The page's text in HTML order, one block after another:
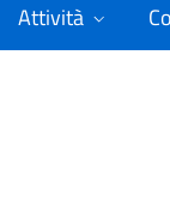
Attività